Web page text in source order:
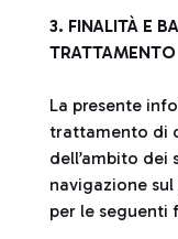
3. FINALITÀ E
TRATTAMENTO
La presente
trattamento di
dell’ambito dei
navigazione
per le seguenti